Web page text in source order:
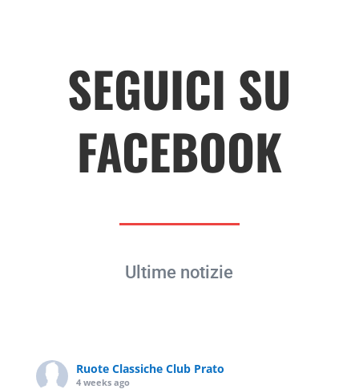
SEGUICI SU
FACEBOOK
Ultime notizie
Ruote Classiche Club Prato
4 weeks ago